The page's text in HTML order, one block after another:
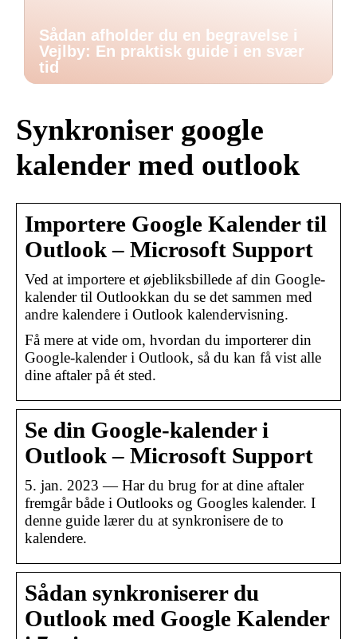
Sådan afholder du en begravelse i
Vejlby: En praktisk guide i en svær
tid
Synkroniser google
kalender med outlook
Importere Google Kalender til
Outlook – Microsoft Support
Ved at importere et øjebliksbillede af din Google-
kalender til Outlookkan du se det sammen med
andre kalendere i Outlook kalendervisning.
Få mere at vide om, hvordan du importerer din
Google-kalender i Outlook, så du kan få vist alle
dine aftaler på ét sted.
Se din Google-kalender i
Outlook – Microsoft Support
5. jan. 2023 — Har du brug for at dine aftaler
fremgår både i Outlooks og Googles kalender. I
denne guide lærer du at synkronisere de to
kalendere.
Sådan synkroniserer du
Outlook med Google Kalender